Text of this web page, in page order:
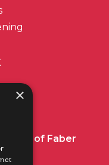
80
of Faber
hier
×